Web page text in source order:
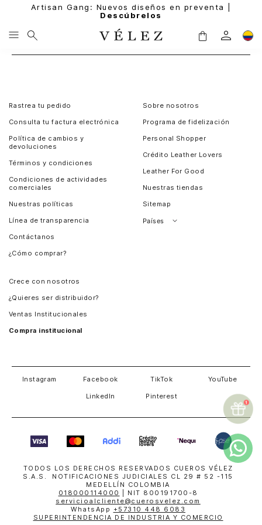
Artisan Gang: Nuevos diseños en preventa |
Descúbrelos
Rastrea tu pedido
Consulta tu factura electrónica
Política de cambios y
devoluciones
Términos y condiciones
Condiciones de actividades
comerciales
Nuestras políticas
Línea de transparencia
Contáctanos
¿Cómo comprar?
Sobre nosotros
Programa de fidelización
Personal Shopper
Crédito Leather Lovers
Leather For Good
Nuestras tiendas
Sitemap
Países
Crece con nosotros
¿Quieres ser distribuidor?
Ventas Institucionales
Compra institucional
Instagram Facebook TikTok YouTube
LinkedIn Pinterest
TODOS LOS DERECHOS RESERVADOS CUEROS VÉLEZ
S.A.S. NOTIFICACIONES JUDICIALES CL 29 # 52 -115
MEDELLÍN COLOMBIA
018000114000
| NIT 800191700-8
servicioalcliente@cuerosvelez.com
WhatsApp +57310 448 6083
SUPERINTENDENCIA DE INDUSTRIA Y COMERCIO